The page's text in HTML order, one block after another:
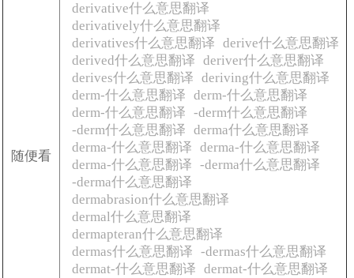
随便看
derivative什么意思翻译
derivatively什么意思翻译
derivatives什么意思翻译 derive什么意思翻译
derived什么意思翻译 deriver什么意思翻译
derives什么意思翻译 deriving什么意思翻译
derm-什么意思翻译 derm-什么意思翻译
derm-什么意思翻译 -derm什么意思翻译
-derm什么意思翻译 derma什么意思翻译
derma-什么意思翻译 derma-什么意思翻译
derma-什么意思翻译 -derma什么意思翻译
-derma什么意思翻译
dermabrasion什么意思翻译
dermal什么意思翻译
dermapteran什么意思翻译
dermas什么意思翻译 -dermas什么意思翻译
dermat-什么意思翻译 dermat-什么意思翻译